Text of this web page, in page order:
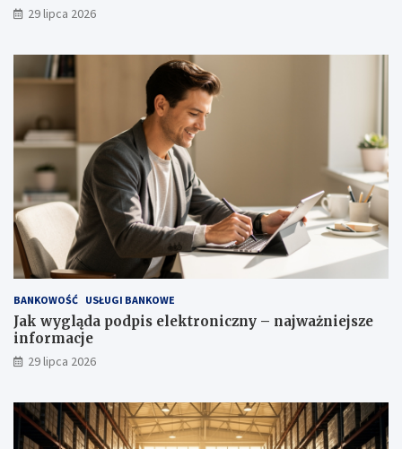
29 lipca 2026
BANKOWOŚĆ USŁUGI BANKOWE
Jak wygląda podpis elektroniczny – najważniejsze
informacje
29 lipca 2026